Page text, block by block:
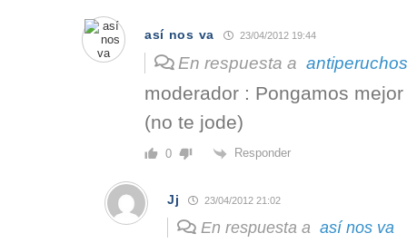
así nos va 23/04/2012 19:44
En respuesta a antiperuchos
moderador : Pongamos
(no te jode)
0 Responder
Jj 23/04/2012 21:02
En respuesta a así nos va